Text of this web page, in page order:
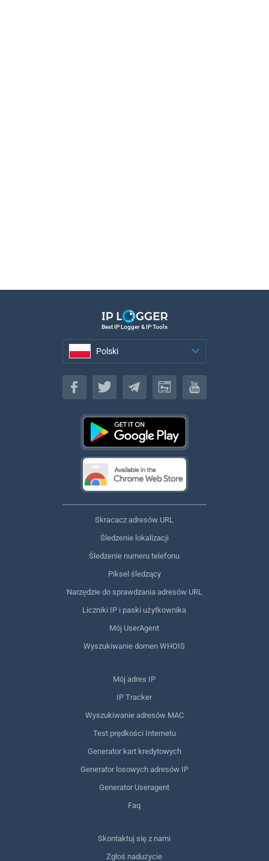
Best IP Logger & IP Tools
Polski
Polski
Skracacz adresów URL
Śledzenie lokalizacji
Śledzenie numeru telefonu
Piksel śledzący
Narzędzie do sprawdzania adresów URL
Liczniki IP i paski użytkownika
Mój UserAgent
Wyszukiwanie domen WHOIS
Mój adres IP
IP Tracker
Wyszukiwanie adresów MAC
Test prędkości Internetu
Generator kart kredytowych
Generator losowych adresów IP
Generator Useragent
Faq
Skontaktuj się z nami
Zgłoś nadużycie